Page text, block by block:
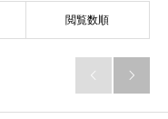
閲覧数順
 